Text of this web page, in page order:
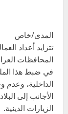
المدى/خاص
تتزايد أعداد
المحافظات
في ضبط هذا
الداخلية،
الأجانب إلى
الزيارات الدينية.